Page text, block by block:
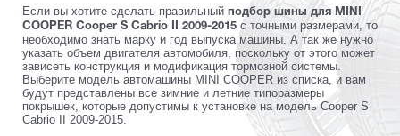
Если вы хотите сделать правильный подбор шины для MINI
COOPER Cooper S Cabrio II 2009-2015 с точными размерами, то
необходимо знать марку и год выпуска машины. А так же нужно
указать объем двигателя автомобиля, поскольку от этого может
зависеть конструкция и модификация тормозной системы.
Выберите модель автомашины MINI COOPER из списка, и вам
будут представлены все зимние и летние типоразмеры
покрышек, которые допустимы к установке на модель Cooper S
Cabrio II 2009-2015.